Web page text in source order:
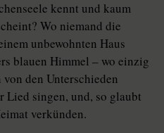
kennt und kaum
Wo niemand die
unbewohnten Haus
blauen Himmel – wo einzig
den Unterschieden
Lied singen, und, so glaubt
verkünden.